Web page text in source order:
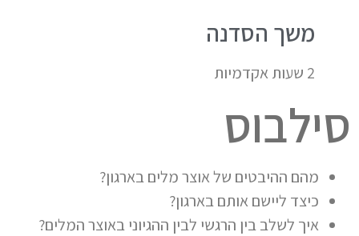
משך הסדנה
2 שעות אקדמיות
סילבוס
מהם ההיבטים של אוצר מלים בארגון?
כיצד ליישם אותם בארגון?
איך לשלב בין הרגשי לבין ההגיוני באוצר המלים?